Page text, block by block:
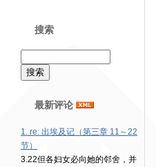
搜索
最新评论
1. re: 出埃及记（第三章 11～22
节）
3.22但各妇女必向她的邻舍，并